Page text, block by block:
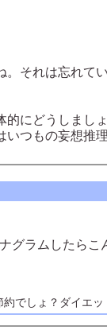
。それは忘れて
にどうしまし
いつもの妄想推
グラムしたらこ
約でしょ？ダイエ